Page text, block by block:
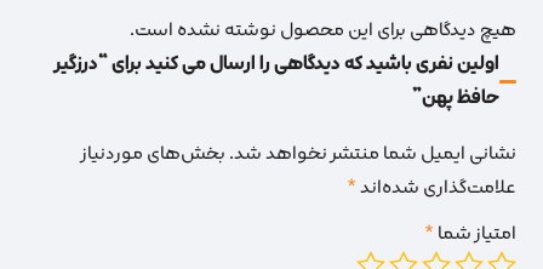
هیچ دیدگاهی برای این محصول نوشته نشده است.
اولین نفری باشید که دیدگاهی را ارسال می کنید برای “درزگیر
حافظ پهن”
نشانی ایمیل شما منتشر نخواهد شد.بخش‌های موردنیاز
علامت‌گذاری شده‌اند*
امتیاز شما*